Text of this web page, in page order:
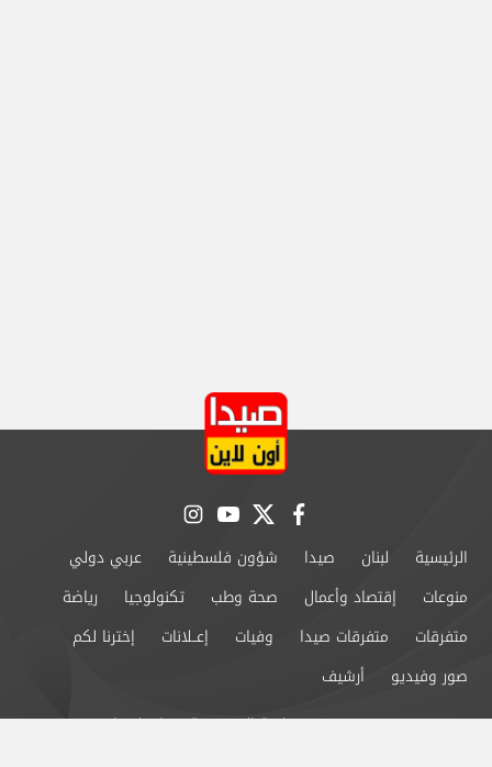
facebook
twitter
youtube
instagram
الرئيسية لبنان صيدا شؤون فلسطينية
عربي دولي
منوعات
إقتصاد وأعمال صحة وطب تكنولوجيا
رياضة
متفرقات
متفرقات صيدا وفيات إعــلانات
إخترنا لكم
صور وفيديو
أرشيف
من نحن
سياسة الخصوصية اتصل بنا